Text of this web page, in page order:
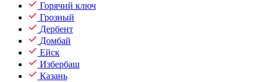
Горячий ключ
Грозный
Дербент
Домбай
Ейск
Избербаш
Казань